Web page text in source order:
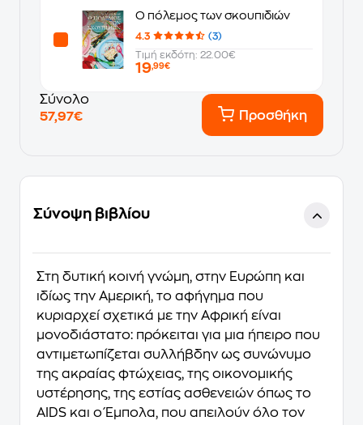
Ο πόλεμος των σκουπιδιών
4.3
(3)
Τιμή εκδότη: 22.00€
19,99€
Σύνολο
57,97€
Προσθήκη
Σύνοψη βιβλίου
Στη δυτική κοινή γνώμη, στην Ευρώπη και
ιδίως την Αμερική, το αφήγημα που
κυριαρχεί σχετικά με την Αφρική είναι
μονοδιάστατο: πρόκειται για μια ήπειρο που
αντιμετωπίζεται συλλήβδην ως συνώνυμο
της ακραίας φτώχειας, της οικονομικής
υστέρησης, της εστίας ασθενειών όπως το
AIDS και ο Έμπολα, που απειλούν όλο τον